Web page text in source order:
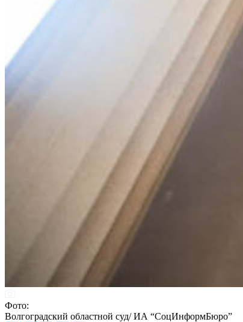
Фото:
Волгоградский областной суд/ ИА “СоцИнформБюро”